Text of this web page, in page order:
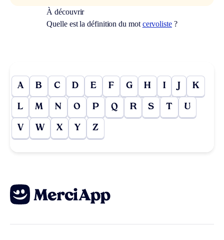
À découvrir
Quelle est la définition du mot cervoliste?
A B C D E F G H I J K
L M N O P Q R S T U
V W X Y Z